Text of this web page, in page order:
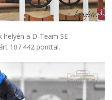
a D-Team SE
107.442 ponttal.